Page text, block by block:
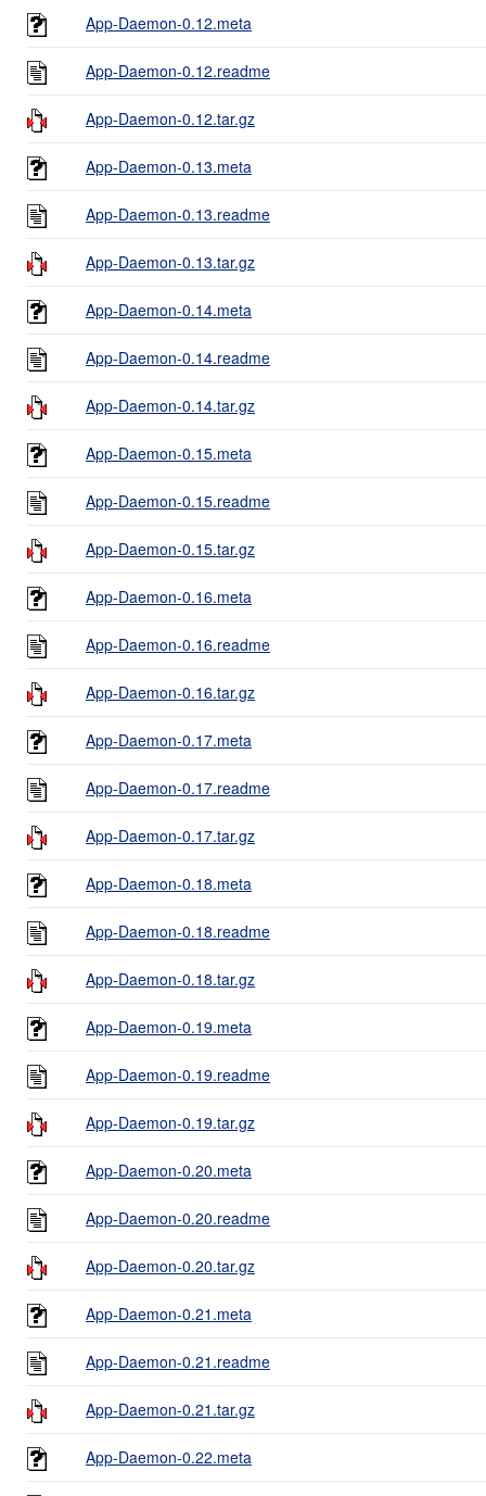
App-Daemon-0.12.meta
App-Daemon-0.12.readme
App-Daemon-0.12.tar.gz
App-Daemon-0.13.meta
App-Daemon-0.13.readme
App-Daemon-0.13.tar.gz
App-Daemon-0.14.meta
App-Daemon-0.14.readme
App-Daemon-0.14.tar.gz
App-Daemon-0.15.meta
App-Daemon-0.15.readme
App-Daemon-0.15.tar.gz
App-Daemon-0.16.meta
App-Daemon-0.16.readme
App-Daemon-0.16.tar.gz
App-Daemon-0.17.meta
App-Daemon-0.17.readme
App-Daemon-0.17.tar.gz
App-Daemon-0.18.meta
App-Daemon-0.18.readme
App-Daemon-0.18.tar.gz
App-Daemon-0.19.meta
App-Daemon-0.19.readme
App-Daemon-0.19.tar.gz
App-Daemon-0.20.meta
App-Daemon-0.20.readme
App-Daemon-0.20.tar.gz
App-Daemon-0.21.meta
App-Daemon-0.21.readme
App-Daemon-0.21.tar.gz
App-Daemon-0.22.meta